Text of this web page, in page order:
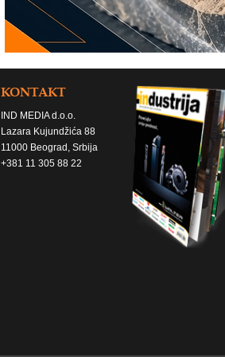
KONTAKT
IND MEDIA d.o.o.
Lazara Kujundžića 88
11000 Beograd, Srbija
+381 11 305 88 22